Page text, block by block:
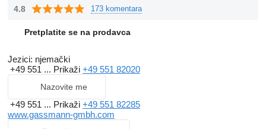
4.8 173 komentara
Pretplatite se na prodavca
Jezici: njemački
+49 551 ... Prikaži +49 551 82020
Nazovite me
+49 551 ... Prikaži +49 551 82285
www.gassmann-gmbh.com